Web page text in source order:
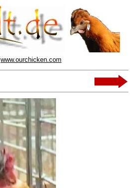
www.ourchicken.com